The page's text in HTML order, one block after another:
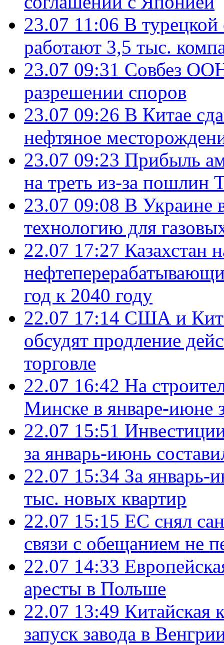
23.07 11:06 В
работают 3,5 тыс.
23.07 09:31 Совбез
разрешении споров
23.07 09:26 В Китае
нефтяное
23.07 09:23 Прибыль
на треть из-за пошлин
23.07 09:08 В Украине
технологию для
22.07 17:27 Казахстан
год к 2040 году
22.07 17:14 США и
обсудят продление
торговле
22.07 16:42 На
Минске в январе-июне
22.07 15:51
за январь-июнь
22.07 15:34 За январь-
тыс. новых квартир
22.07 15:15 ЕС снял
связи с обещанием не
22.07 14:33
аресты в Польше
22.07 13:49 Китайская
запуск завода в